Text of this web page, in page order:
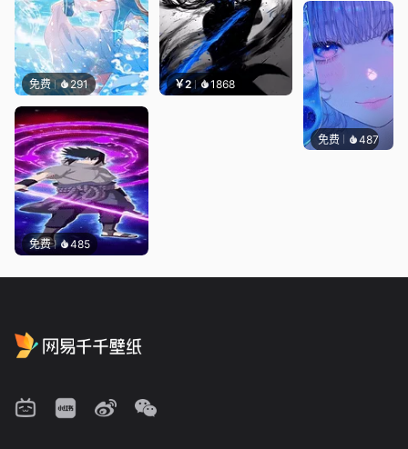
免费 291 ￥2 1868
免费 485
免费 487辰东